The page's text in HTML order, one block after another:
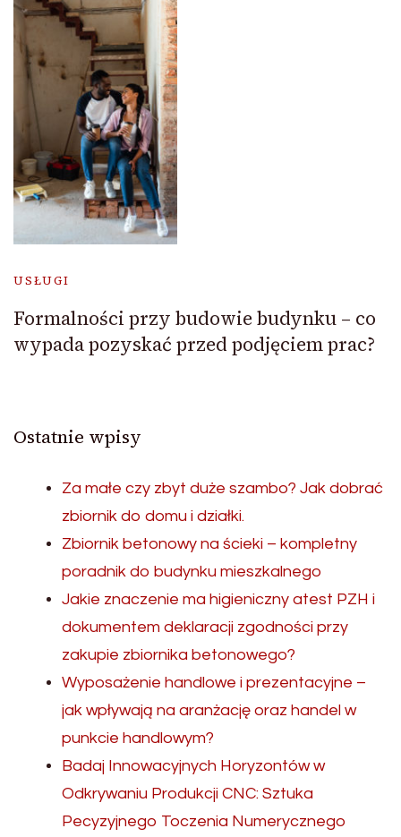
USŁUGI
Formalności przy budowie budynku – co
wypada pozyskać przed podjęciem prac?
Ostatnie wpisy
Za małe czy zbyt duże szambo? Jak dobrać
zbiornik do domu i działki.
Zbiornik betonowy na ścieki – kompletny
poradnik do budynku mieszkalnego
Jakie znaczenie ma higieniczny atest PZH i
dokumentem deklaracji zgodności przy
zakupie zbiornika betonowego?
Wyposażenie handlowe i prezentacyjne –
jak wpływają na aranżację oraz handel w
punkcie handlowym?
Badaj Innowacyjnych Horyzontów w
Odkrywaniu Produkcji CNC: Sztuka
Pecyzyjnego Toczenia Numerycznego